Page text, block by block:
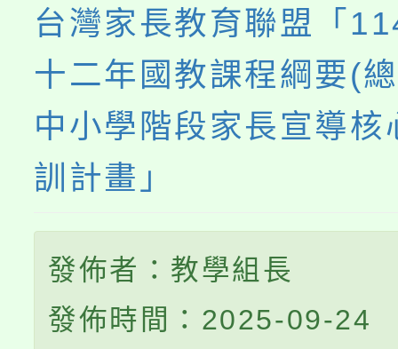
台灣家長教育聯盟「
十二年國教課程綱要(
中小學階段家長宣導核
訓計畫」
發佈者：教學組長
發佈時間：2025-09-24